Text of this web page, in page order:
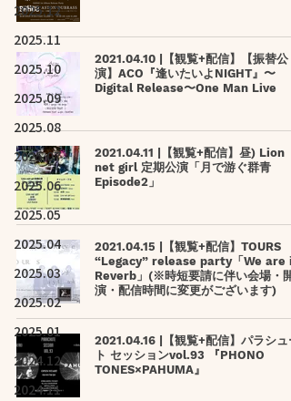
2025.12
2025.11
2025.10
2025.09
2025.08
2025.07
2025.06
2025.05
2025.04
2025.03
2025.02
2025.01
2024.12
2024.11
2021.04.10 |【観覧+配信】【振替公
演】ACO『逢いたいよNIGHT』〜
Digital Release〜One Man Live
2021.04.11 |【観覧+配信】昼) Lion
net girl 定期公演「月で游ぐ群青
Episode2」
2021.04.15 |【観覧+配信】TOURS
“Legacy” release party「We are
Reverb」(※時短要請に伴い会場・開
演・配信時間に変更がございます)
2021.04.16 |【観覧+配信】パラシュ
ト セッションvol.93 『PHONO
TONES×PAHUMA』